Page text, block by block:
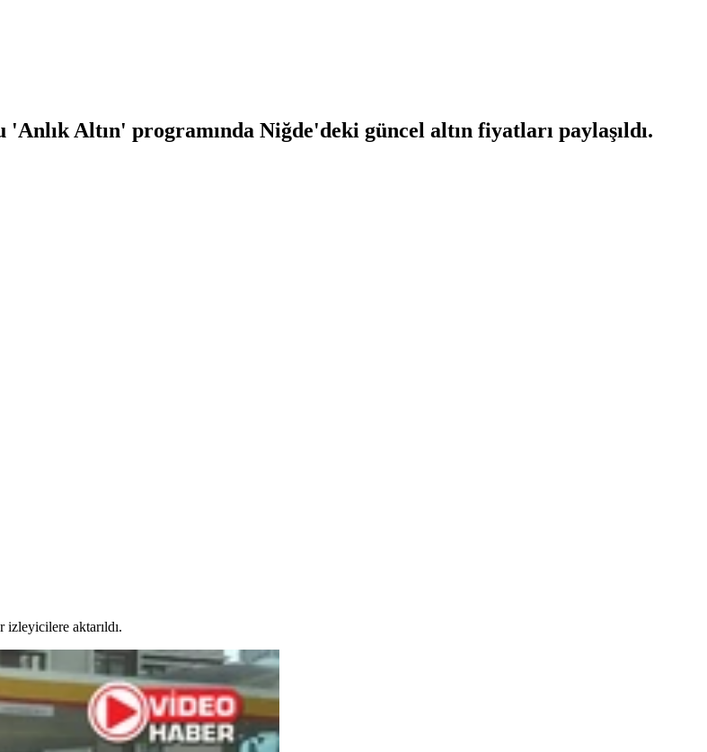
Altın' programında Niğde'deki güncel altın fiyatları paylaşıldı.
aktarıldı.